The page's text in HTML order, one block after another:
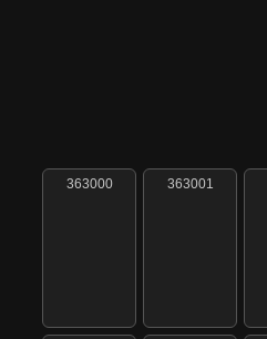
363000 363001